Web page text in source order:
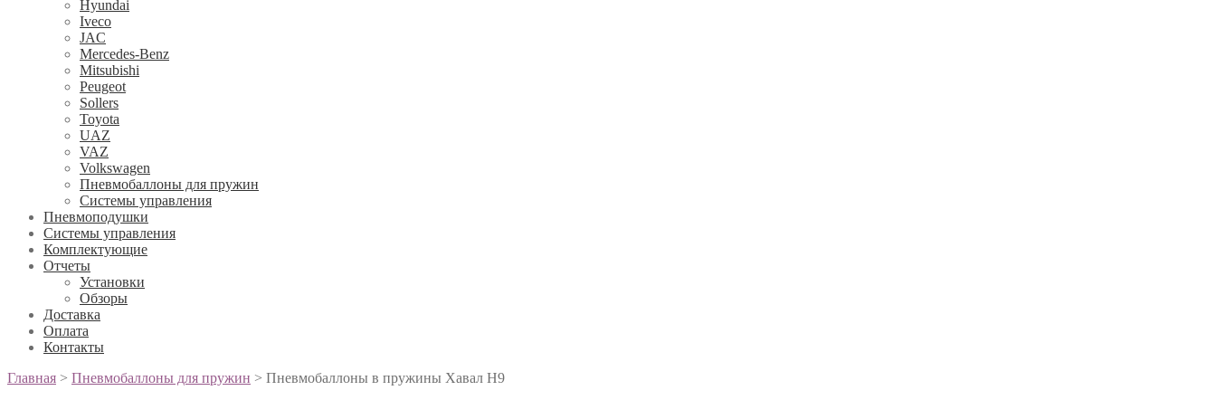
Hyundai
Iveco
JAC
Mercedes-Benz
Mitsubishi
Peugeot
Sollers
Toyota
UAZ
VAZ
Volkswagen
Пневмобаллоны для пружин
Системы управления
Пневмоподушки
Системы управления
Комплектующие
Отчеты
Установки
Обзоры
Доставка
Оплата
Контакты
Главная > Пневмобаллоны для пружин > Пневмобаллоны в пружины Хавал H9